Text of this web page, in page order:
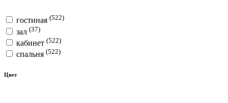
гостиная (522)
зал (37)
кабинет (522)
спальня (522)
Цвет